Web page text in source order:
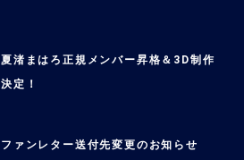
夏渚まはろ正規メンバー昇格＆3D制作
決定！
ファンレター送付先変更のお知らせ